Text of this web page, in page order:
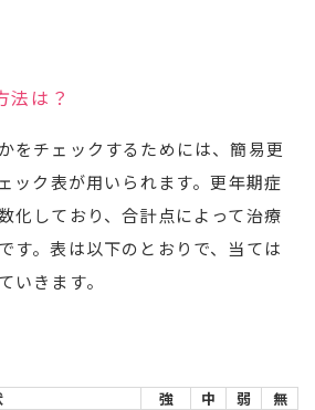
法は？
をチェックするためには、簡易更
ック表が用いられます。更年期症
化しており、合計点によって治療
す。表は以下のとおりで、当ては
いきます。
強 中 弱
無